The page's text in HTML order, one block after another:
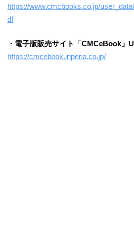
https://www.cmcbooks.co.jp/
df
・ 電子版販売サイト「CMCeBook」
https://cmcebook.inperia.co.jp/